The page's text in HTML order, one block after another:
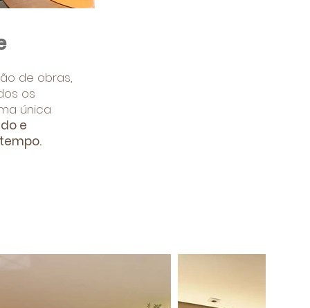
de obras,
os
única
e